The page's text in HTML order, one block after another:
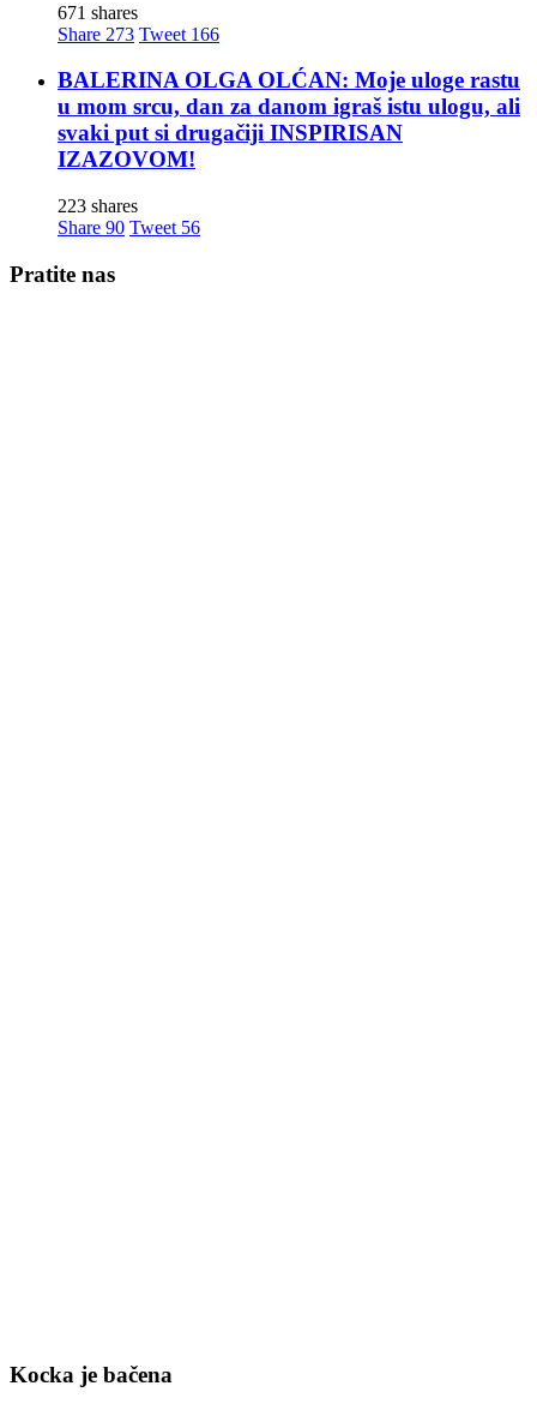
671 shares
Share 273 Tweet 166
BALERINA OLGA OLĆAN: Moje uloge rastu
u mom srcu, dan za danom igraš istu ulogu, ali
svaki put si drugačiji INSPIRISAN
IZAZOVOM!
223 shares
Share 90 Tweet 56
Pratite nas
Kocka je bačena